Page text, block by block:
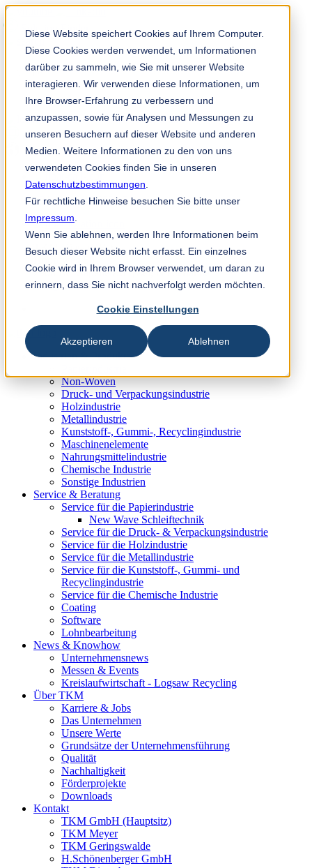
Diese Website speichert Cookies auf Ihrem Computer.
Diese Cookies werden verwendet, um Informationen
darüber zu sammeln, wie Sie mit unserer Website
interagieren. Wir verwenden diese Informationen, um
Ihre Browser-Erfahrung zu verbessern und
anzupassen, sowie für Analysen und Messungen zu
unseren Besuchern auf dieser Website und anderen
Medien. Weitere Informationen zu den von uns
verwendeten Cookies finden Sie in unseren
Datenschutzbestimmungen
Für rechtliche Hinweise besuchen Sie bitte unser
Impressum
Wenn Sie ablehnen, werden Ihre Informationen beim
Besuch dieser Website nicht erfasst. Ein einzelnes
Cookie wird in Ihrem Browser verwendet, um daran zu
erinnern, dass Sie nicht nachverfolgt werden möchten.
Cookie Einstellungen
Akzeptieren Ablehnen
Solution Finder
Mitarbeiterportal
de
+31 (0) 10 45 999 45
TKM Diacarb B.V.
2908 LC Capelle a/d Ijssel, Niederlande
info@tkmdiacarb.com
Industrien & Produkte
Non-Woven
Druck- und Verpackungsindustrie
Holzindustrie
Metallindustrie
Kunststoff-, Gummi-, Recyclingindustrie
Maschinenelemente
Nahrungsmittelindustrie
Chemische Industrie
Sonstige Industrien
Service & Beratung
Service für die Papierindustrie
New Wave Schleiftechnik
Service für die Druck- & Verpackungsindustrie
Service für die Holzindustrie
Service für die Metallindustrie
Service für die Kunststoff-, Gummi- und
Recyclingindustrie
Service für die Chemische Industrie
Coating
Software
Lohnbearbeitung
News & Knowhow
Unternehmensnews
Messen & Events
Kreislaufwirtschaft - Logsaw Recycling
Über TKM
Karriere & Jobs
Das Unternehmen
Unsere Werte
Grundsätze der Unternehmensführung
Qualität
Nachhaltigkeit
Förderprojekte
Downloads
Kontakt
TKM GmbH (Hauptsitz)
TKM Meyer
TKM Geringswalde
H.Schönenberger GmbH